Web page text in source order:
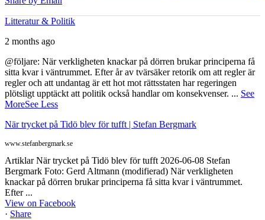
Litteratur & Politik
2 months ago
@följare: När verkligheten knackar på dörren brukar principerna få
sitta kvar i väntrummet. Efter år av tvärsäker retorik om att regler är
regler och att undantag är ett hot mot rättsstaten har regeringen
plötsligt upptäckt att politik också handlar om konsekvenser. ... See
MoreSee Less
När trycket på Tidö blev för tufft | Stefan Bergmark
www.stefanbergmark.se
Artiklar När trycket på Tidö blev för tufft 2026-06-08 Stefan
Bergmark Foto: Gerd Altmann (modifierad) När verkligheten
knackar på dörren brukar principerna få sitta kvar i väntrummet.
Efter ...
View on Facebook
· Share